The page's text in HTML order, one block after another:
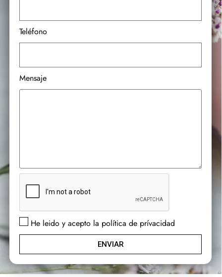
Teléfono
Mensaje
He leido y acepto la política de prívacidad
ENVIAR